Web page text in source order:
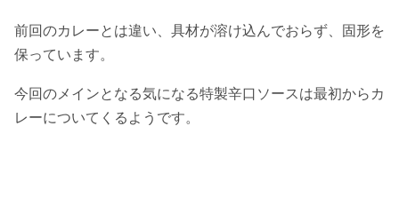
前回のカレーとは違い、具材が溶け込んでおらず、固形を
保っています。
今回のメインとなる気になる特製辛口ソースは最初からカ
レーについてくるようです。